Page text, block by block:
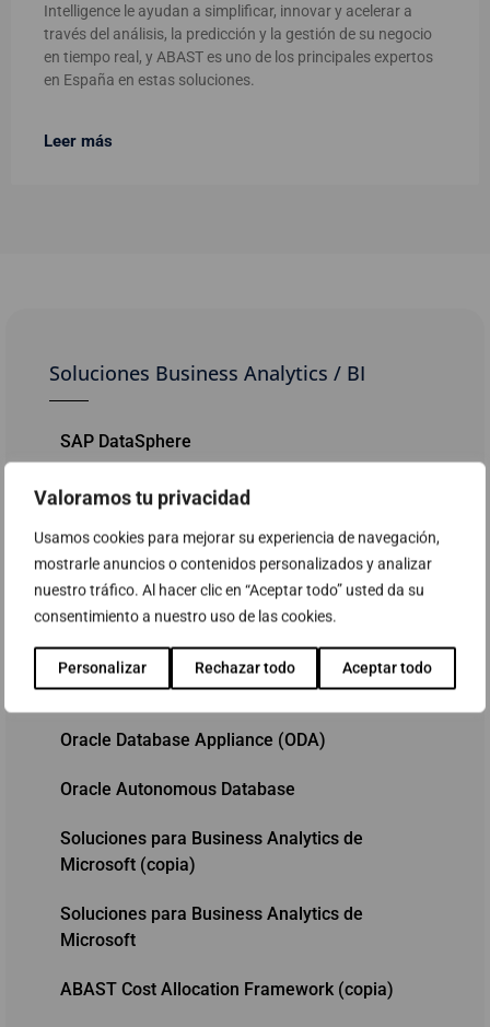
Valoramos tu privacidad
Usamos cookies para mejorar su experiencia de navegación,
mostrarle anuncios o contenidos personalizados y analizar
nuestro tráfico. Al hacer clic en “Aceptar todo” usted da su
consentimiento a nuestro uso de las cookies.
Personalizar Rechazar todo Aceptar todo
Intelligence le ayudan a simplificar, innovar y acelerar a
través del análisis, la predicción y la gestión de su negocio
en tiempo real, y ABAST es uno de los principales expertos
en España en estas soluciones.
Leer más
Soluciones Business Analytics / BI
SAP DataSphere
SAP DataSphere (copia)
Kit Digital - BI y analítica con Microsoft Power
BI
Programa de ayudas Kit Digital - Soluciones de
digitalización para Pymes
Oracle Exadata
Oracle Database Appliance (ODA)
Oracle Autonomous Database
Soluciones para Business Analytics de
Microsoft (copia)
Soluciones para Business Analytics de
Microsoft
ABAST Cost Allocation Framework (copia)